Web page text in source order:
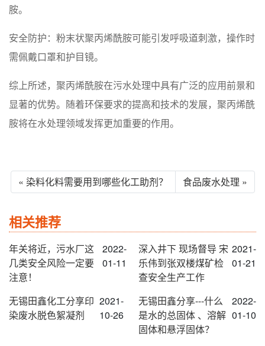
胺。
‌安全防护‌：粉末状聚丙烯酰胺可能引发呼吸道刺激，操作时
需佩戴口罩和护目镜。
综上所述，聚丙烯酰胺在污水处理中具有广泛的应用前景和
显著的优势。随着环保要求的提高和技术的发展，聚丙烯酰
胺将在水处理领域发挥更加重要的作用。
« 染料化料需要用到哪些化工助剂？ 食品废水处理 »
相关推荐
年关将近，污水厂这
几类安全风险一定要
注意！
2022-
01-11
深入井下 现场督导 宋
乐伟到张双楼煤矿检
查安全生产工作
2021-
01-21
无锡田鑫化工分享印
染废水脱色絮凝剂
2021-
10-26
无锡田鑫分享---什么
是水的总固体 、溶解
固体和悬浮固体？
2022-
01-10